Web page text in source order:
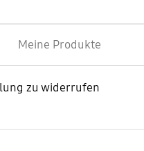
Meine Produkte
zu widerrufen